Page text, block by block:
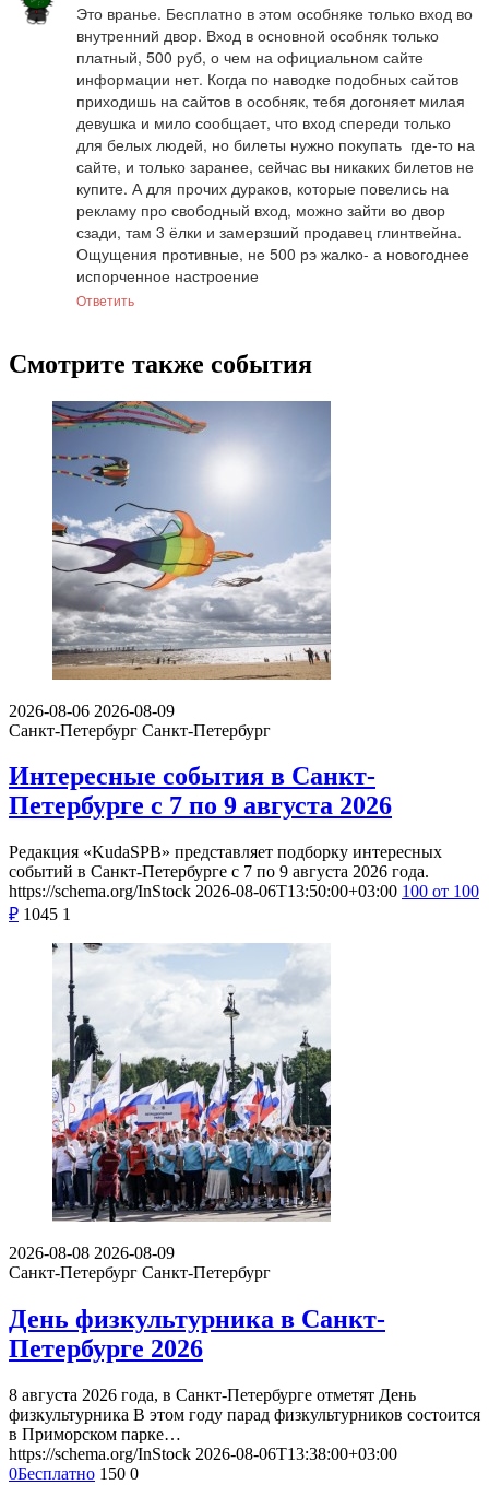
Это вранье. Бесплатно в этом особняке только вход во
внутренний двор. Вход в основной особняк только
платный, 500 руб, о чем на официальном сайте
информации нет. Когда по наводке подобных сайтов
приходишь на сайтов в особняк, тебя догоняет милая
девушка и мило сообщает, что вход спереди только
для белых людей, но билеты нужно покупать  где-то на
сайте, и только заранее, сейчас вы никаких билетов не
купите. А для прочих дураков, которые повелись на
рекламу про свободный вход, можно зайти во двор
сзади, там 3 ёлки и замерзший продавец глинтвейна.
Ощущения противные, не 500 рэ жалко- а новогоднее
испорченное настроение
Ответить
Смотрите также события
2026-08-06 2026-08-09
Санкт-Петербург Санкт-Петербург
Интересные события в Санкт-
Петербурге с 7 по 9 августа 2026
Редакция «KudaSPB» представляет подборку интересных
событий в Санкт-Петербурге с 7 по 9 августа 2026 года.
https://schema.org/InStock 2026-08-06T13:50:00+03:00 100 от 100
₽ 1045 1
2026-08-08 2026-08-09
Санкт-Петербург Санкт-Петербург
День физкультурника в Санкт-
Петербурге 2026
8 августа 2026 года, в Санкт-Петербурге отметят День
физкультурника В этом году парад физкультурников состоится
в Приморском парке…
https://schema.org/InStock 2026-08-06T13:38:00+03:00
0Бесплатно 150 0